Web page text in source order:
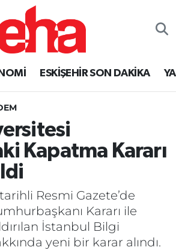
ESKİŞEHİR SON DAKİKA
Kapatma Kararı
Resmi Gazete’de
Kararı ile
İstanbul Bilgi
yeni bir karar alındı.